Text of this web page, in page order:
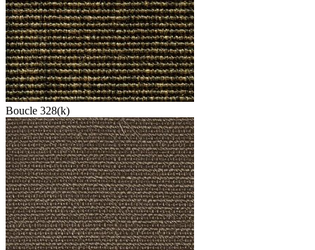
Boucle 328(k)